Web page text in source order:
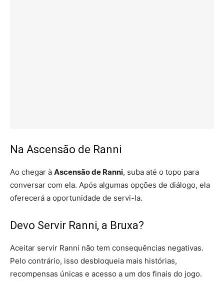
Na Ascensão de Ranni
Ao chegar à Ascensão de Ranni, suba até o topo para
conversar com ela. Após algumas opções de diálogo, ela
oferecerá a oportunidade de servi-la.
Devo Servir Ranni, a Bruxa?
Aceitar servir Ranni não tem consequências negativas.
Pelo contrário, isso desbloqueia mais histórias,
recompensas únicas e acesso a um dos finais do jogo.